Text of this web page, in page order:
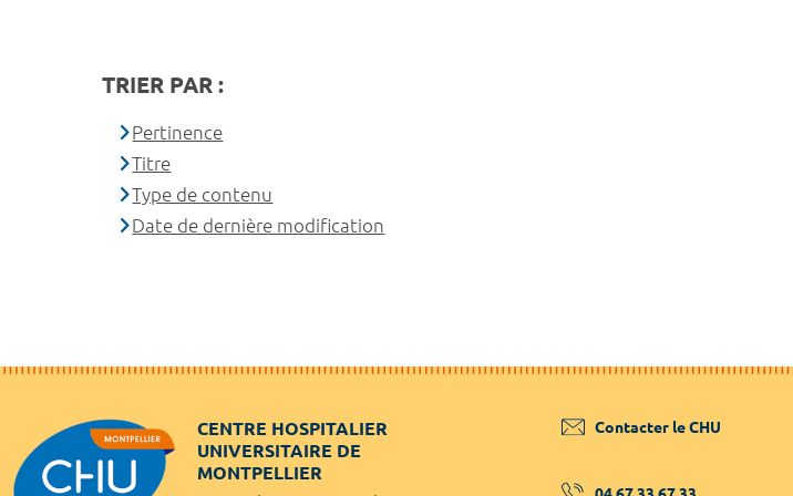
TRIER PAR :
Pertinence
Titre
Type de contenu
Date de dernière modification
CENTRE HOSPITALIER
UNIVERSITAIRE DE
MONTPELLIER
Contacter le CHU